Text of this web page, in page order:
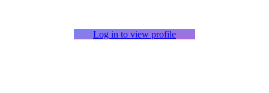
Log in to view profile